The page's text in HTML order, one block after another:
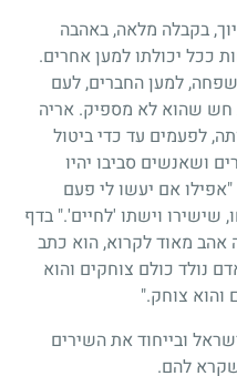
בקבלה מלאה, באהבה
ככל יכולתו למען אחרים.
למען החברים, לעם
חש שהוא לא מספיק. אריה
לפעמים עד כדי ביטול
ושאנשים סביבו יהיו
אם יעשו לי פעם
שישירו וישתו 'לחיים'." בדף
מאוד לקרוא, הוא כתב
נולד כולם צוחקים והוא
והוא צוחק."
ובייחוד את השירים
להם.